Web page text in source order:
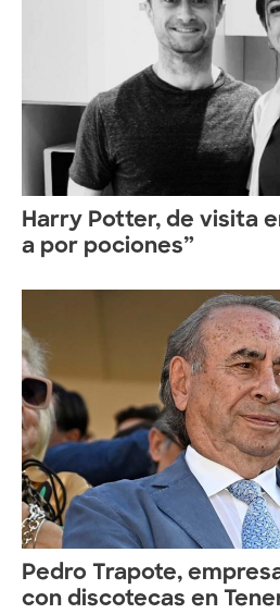
Harry Potter, de visita
a por pociones”
Pedro Trapote,
con discotecas en